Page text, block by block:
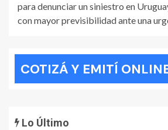
para denunciar un siniestro en
con mayor previsibilidad ante una
COTIZÁ Y EMITÍ
Lo Último